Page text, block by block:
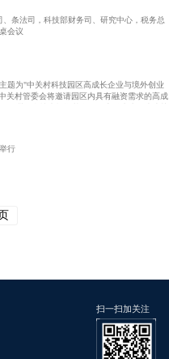
条法司，科技部财务司、研究中心，税务总
会议
题为"中关村科技园区高成长企业与境外创业
关村管委会将邀请园区内具有融资需求的高成
行
扫一扫加关注